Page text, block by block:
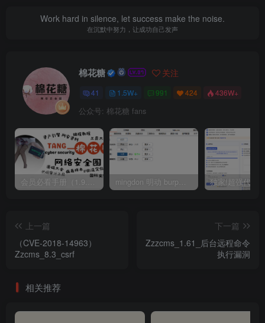
Work hard in silence, let success make the noise.
在沉默中努力，让成功自己发声
棉花糖 关注
41 1.5W+ 991 424 436W+
公众号: 棉花糖 fans
会员必看手册（1.9.0版本 26.4.5更新） mingdon 明动 burp插件0.2.6版本 本地时间校验去除版
上一篇
（CVE-2018-14963）
Zzcms_8.3_csrf
下一篇
Zzzcms_1.61_后台远程命令
执行漏洞
相关推荐